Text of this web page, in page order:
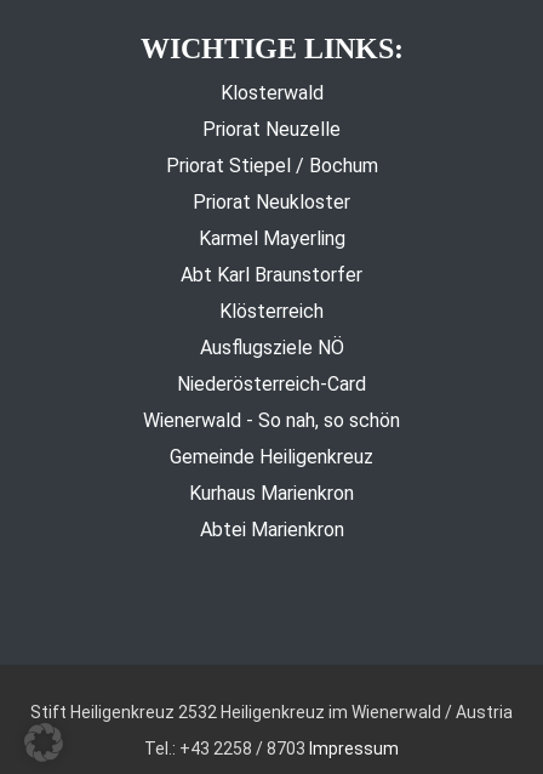
WICHTIGE LINKS:
Klosterwald
Priorat Neuzelle
Priorat Stiepel / Bochum
Priorat Neukloster
Karmel Mayerling
Abt Karl Braunstorfer
Klösterreich
Ausflugsziele NÖ
Niederösterreich-Card
Wienerwald - So nah, so schön
Gemeinde Heiligenkreuz
Kurhaus Marienkron
Abtei Marienkron
Stift Heiligenkreuz 2532 Heiligenkreuz im Wienerwald / Austria
Tel.: +43 2258 / 8703 Impressum